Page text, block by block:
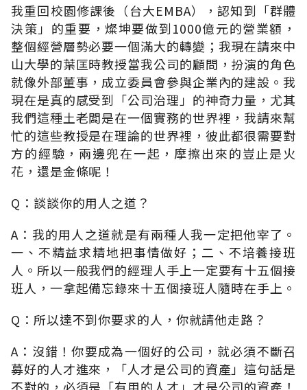
我重回校園修課後（台大EMBA），認知到「群體
決策」的重要，燦坤要做到1000億元的營業額，
整個經營層勢必要一個滿大的轉變；我現在請來中
山大學的葉匡時教授當我公司的顧問，扮演的角色
就像外部董事，成立委員會參與企業內的建設。我
現在是真的感受到「公司治理」的神奇力量，尤其
我們這種土老闆是在一個實務的世界裡，我請來幫
忙的這些教授是在理論的世界裡，彼此都很需要對
方的經驗，兩邊兜在一起，摩擦出來的豈止是火
花，還是金條呢！
Q：談談你的用人之道？
A：我的用人之道就是有兩種人我一定把他宰了。
一、不精益求精地把事情做好；二、不培養接班
人。所以一般我們的經理人手上一定要有十五個接
班人，一拿起備忘錄來十五個接班人隨時在手上。
Q：所以達不到你要求的人，你就請他走路？
A：沒錯！你要成為一個好的公司，就必須不斷召
募好的人才進來，「人才是公司的資產」這句話是
不對的，必須是「有用的人才」才是公司的資產！